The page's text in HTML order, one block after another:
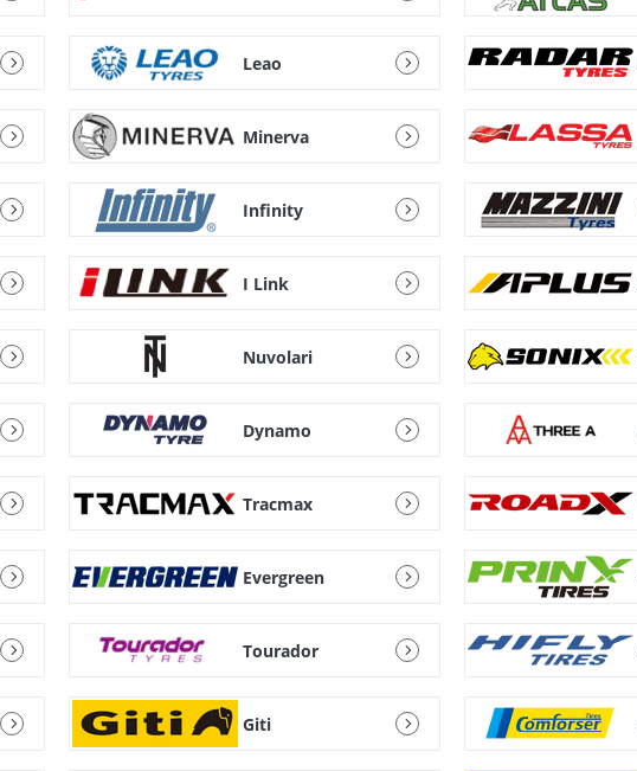
Leao
Minerva
Infinity
I Link
Nuvolari
Dynamo
Tracmax
Evergreen
Tourador
Giti